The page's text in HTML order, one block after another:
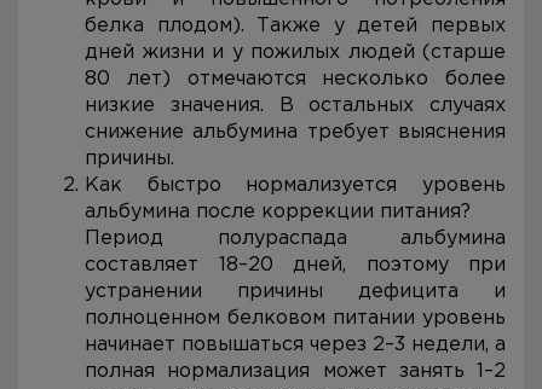
белка плодом). Также у детей первых
дней жизни и у пожилых людей (старше
80 лет) отмечаются несколько более
низкие значения. В остальных случаях
снижение альбумина требует выяснения
причины.
Как быстро нормализуется уровень
альбумина после коррекции питания?
Период полураспада альбумина
составляет 18–20 дней, поэтому при
устранении причины дефицита и
полноценном белковом питании уровень
начинает повышаться через 2–3 недели, а
полная нормализация может занять 1–2